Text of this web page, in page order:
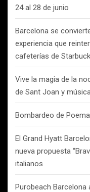
24 al 28 de junio
Barcelona se
experiencia que
cafeterías de
Vive la magia de la
de Sant Joan y
Bombardeo de
El Grand Hyatt
nueva propuesta
italianos
Purobeach Barcelona